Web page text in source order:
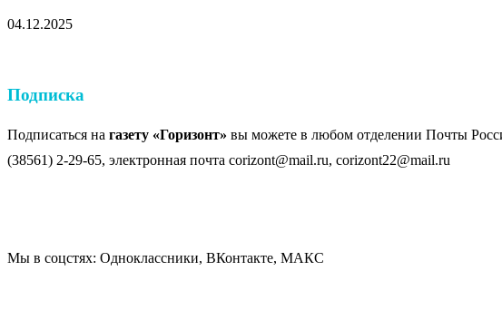
04.12.2025
Подписка
Подписаться на газету «Горизонт» вы можете в любом отделении Почты
(38561) 2-29-65, электронная почта corizont@mail.ru, corizont22@mail.ru
Мы в соцстях: Одноклассники, ВКонтакте, МАКС